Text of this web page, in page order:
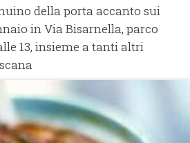
della porta accanto sui
in Via Bisarnella, parco
13, insieme a tanti altri